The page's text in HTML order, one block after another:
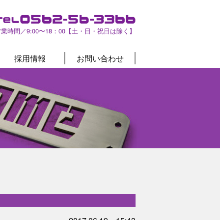
時間／9:00〜18：00【土・日・祝日は除く】
採用情報 お問い合わせ